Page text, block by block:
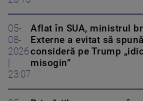
05-
08-
2026
23:07
Aflat în SUA, ministrul
Externe a evitat să
consideră pe Trump
misogin”